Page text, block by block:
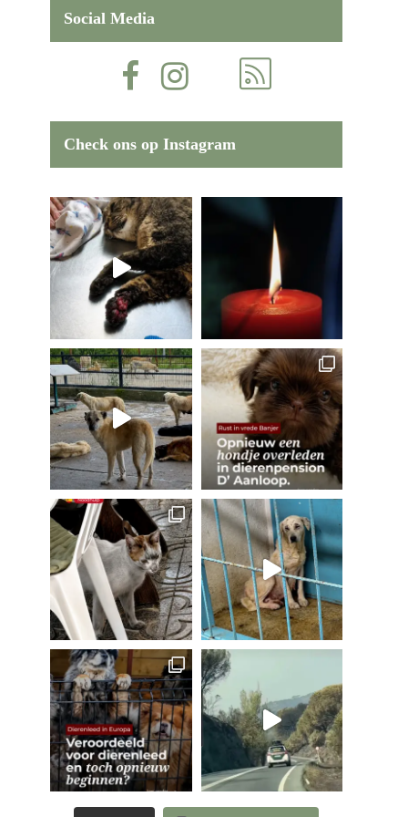
Social Media
Check ons op Instagram